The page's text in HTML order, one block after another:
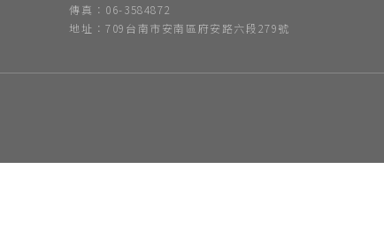
傳真：06-3584872
地址：709台南市安南區府安路六段279號